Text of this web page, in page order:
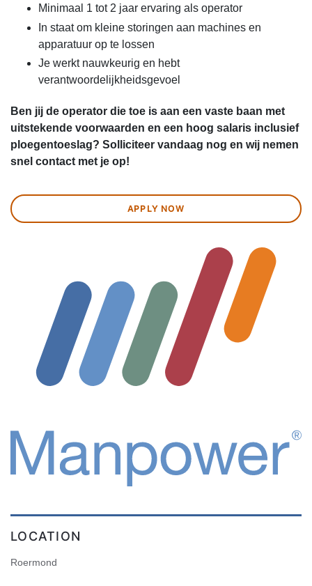
Minimaal 1 tot 2 jaar ervaring als operator
In staat om kleine storingen aan machines en
apparatuur op te lossen
Je werkt nauwkeurig en hebt
verantwoordelijkheidsgevoel
Ben jij de operator die toe is aan een vaste baan met
uitstekende voorwaarden en een hoog salaris inclusief
ploegentoeslag? Solliciteer vandaag nog en wij nemen
snel contact met je op!
APPLY NOW
LOCATION
Roermond